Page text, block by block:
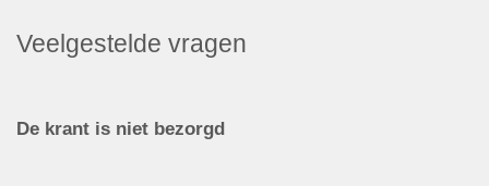
Veelgestelde vragen
De krant is niet bezorgd